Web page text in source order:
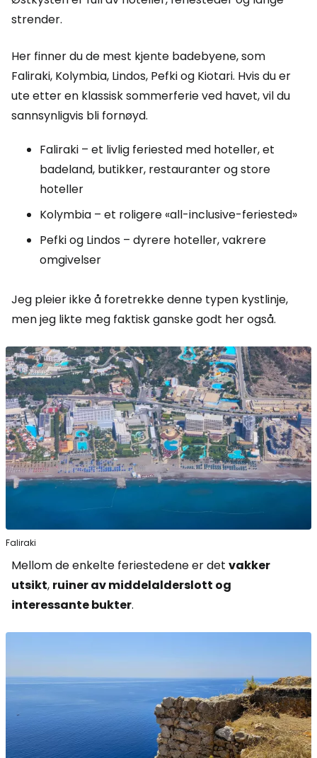
strender.
Her finner du de mest kjente badebyene, som
Faliraki, Kolymbia, Lindos, Pefki og Kiotari. Hvis du er
ute etter en klassisk sommerferie ved havet, vil du
sannsynligvis bli fornøyd.
Faliraki – et livlig feriested med hoteller, et
badeland, butikker, restauranter og store
hoteller
Kolymbia – et roligere «all-inclusive-feriested»
Pefki og Lindos – dyrere hoteller, vakrere
omgivelser
Jeg pleier ikke å foretrekke denne typen kystlinje,
men jeg likte meg faktisk ganske godt her også.
Faliraki
Mellom de enkelte feriestedene er det vakker
utsikt, ruiner av middelalderslott og
interessante bukter.